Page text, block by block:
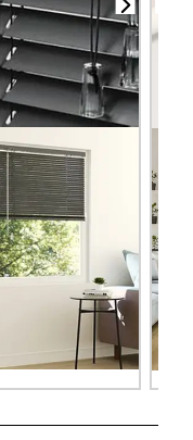
Aluminium
Lames 25 mm
23 modèles
10,60€
TTC